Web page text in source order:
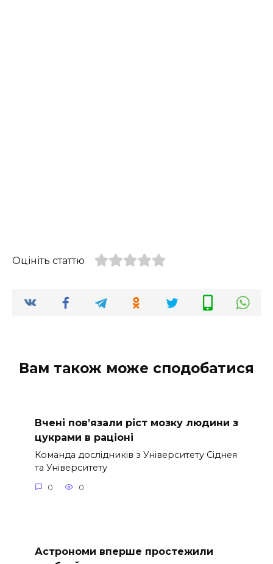
Оцініть статтю
Вам також може сподобатися
Вчені пов’язали ріст мозку людини з
цукрами в раціоні
Команда дослідників з Університету Сіднея
та Університету
0 0
Астрономи вперше простежили